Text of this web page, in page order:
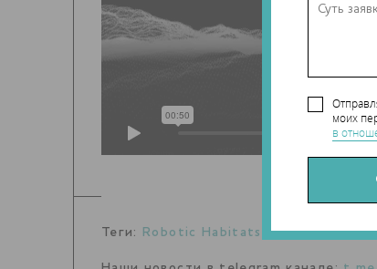
моих
в
Теги: Robotic Habitats Noumena